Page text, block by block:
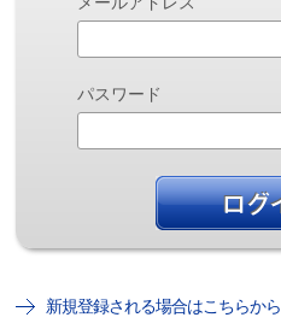
パスワード
新規登録される場合はこちらから